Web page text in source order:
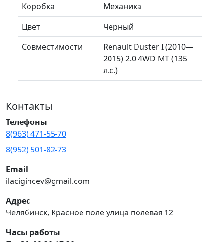
Коробка
Механика
Цвет
Черный
Совместимости
Renault Duster I (2010—
2015) 2.0 4WD MT (135
л.с.)
Контакты
Телефоны
8(963) 471-55-70
8(952) 501-82-73
Email
ilacigincev@gmail.com
Адрес
Челябинск, Красное поле улица полевая 12
Часы работы